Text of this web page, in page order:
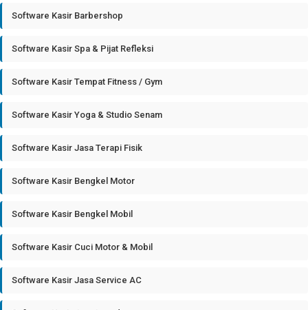
Software Kasir Barbershop
Software Kasir Spa & Pijat Refleksi
Software Kasir Tempat Fitness / Gym
Software Kasir Yoga & Studio Senam
Software Kasir Jasa Terapi Fisik
Software Kasir Bengkel Motor
Software Kasir Bengkel Mobil
Software Kasir Cuci Motor & Mobil
Software Kasir Jasa Service AC